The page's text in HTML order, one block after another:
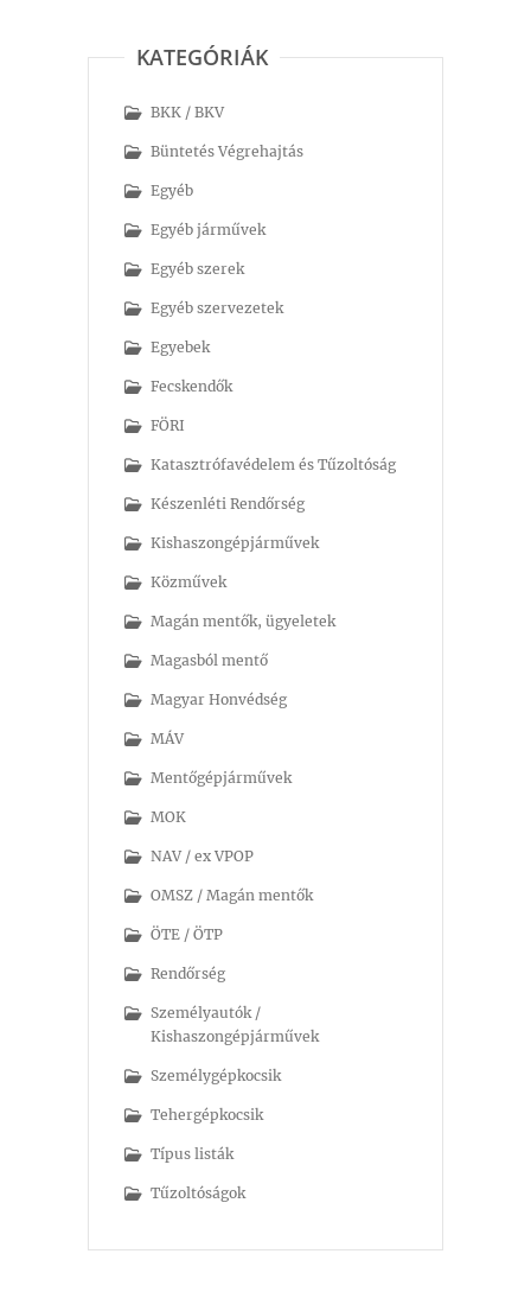
KATEGÓRIÁK
BKK / BKV
Büntetés Végrehajtás
Egyéb
Egyéb járművek
Egyéb szerek
Egyéb szervezetek
Egyebek
Fecskendők
FÖRI
Katasztrófavédelem és Tűzoltóság
Készenléti Rendőrség
Kishaszongépjárművek
Közművek
Magán mentők, ügyeletek
Magasból mentő
Magyar Honvédség
MÁV
Mentőgépjárművek
MOK
NAV / ex VPOP
OMSZ / Magán mentők
ÖTE / ÖTP
Rendőrség
Személyautók /
Kishaszongépjárművek
Személygépkocsik
Tehergépkocsik
Típus listák
Tűzoltóságok